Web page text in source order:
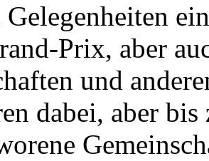
Gelegenheiten
Prix, aber
und
dabei, aber